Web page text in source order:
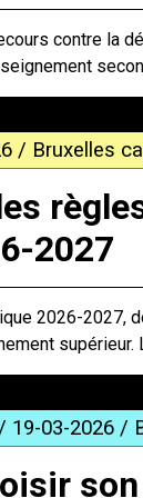
contre la
/ Bruxelles
2027
2026-
supérieur.
03-2026 /